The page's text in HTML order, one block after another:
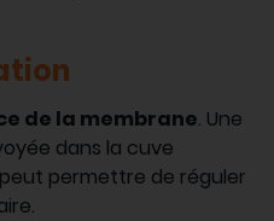
de la membrane. Une
dans la cuve
permettre de réguler